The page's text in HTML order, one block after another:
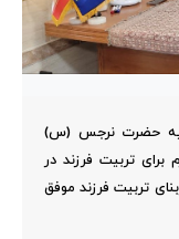
حضرت نرجس (س)
تربیت فرزند در
تربیت فرزند موفق